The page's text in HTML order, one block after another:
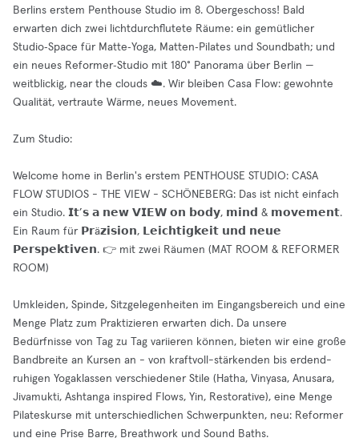
Berlins erstem Penthouse Studio im 8. Obergeschoss! Bald
erwarten dich zwei lichtdurchflutete Räume: ein gemütlicher
Studio‑Space für Matte‑Yoga, Matten‑Pilates und Soundbath; und
ein neues Reformer‑Studio mit 180° Panorama über Berlin —
weitblickig, near the clouds ☁️. Wir bleiben Casa Flow: gewohnte
Qualität, vertraute Wärme, neues Movement.
Zum Studio:
Welcome home in Berlin's erstem PENTHOUSE STUDIO: CASA
FLOW STUDIOS - THE VIEW - SCHÖNEBERG: Das ist nicht einfach
ein Studio. 𝗜𝘁’𝘀 𝗮 𝗻𝗲𝘄 𝗩𝗜𝗘𝗪 𝗼𝗻 𝗯𝗼𝗱𝘆, 𝗺𝗶𝗻𝗱 & 𝗺𝗼𝘃𝗲𝗺𝗲𝗻𝘁.
Ein Raum für 𝗣𝗿ä𝘇𝗶𝘀𝗶𝗼𝗻, 𝗟𝗲𝗶𝗰𝗵𝘁𝗶𝗴𝗸𝗲𝗶𝘁 𝘂𝗻𝗱 𝗻𝗲𝘂𝗲
𝗣𝗲𝗿𝘀𝗽𝗲𝗸𝘁𝗶𝘃𝗲𝗻. 👉 mit zwei Räumen (MAT ROOM & REFORMER
ROOM)
Umkleiden, Spinde, Sitzgelegenheiten im Eingangsbereich und eine
Menge Platz zum Praktizieren erwarten dich. Da unsere
Bedürfnisse von Tag zu Tag variieren können, bieten wir eine große
Bandbreite an Kursen an - von kraftvoll-stärkenden bis erdend-
ruhigen Yogaklassen verschiedener Stile (Hatha, Vinyasa, Anusara,
Jivamukti, Ashtanga inspired Flows, Yin, Restorative), eine Menge
Pilateskurse mit unterschiedlichen Schwerpunkten, neu: Reformer
und eine Prise Barre, Breathwork und Sound Baths.